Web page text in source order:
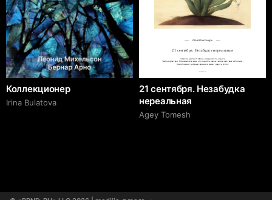
Коллекционер
Irina Bulatova
Floral horoscope
21 сентября. Незабудка нереальная
Символы цветка: Любовь, преданность, защита.
Черты характера: Родившиеся в день этого цветка верны своим чувствам и близким.
Они обладают добрым сердцем и умеют дарить тепло.
21 сентября. Незабудка
нереальная
Agey Tomesh